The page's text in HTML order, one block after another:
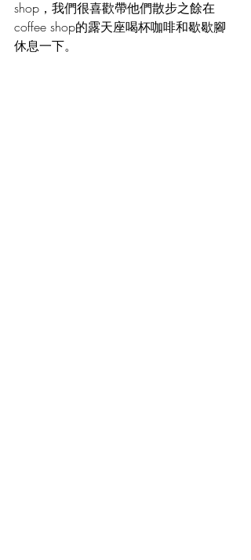
shop，我們很喜歡帶他們散步之餘在
coffee shop的露天座喝杯咖啡和歇歇腳
休息一下。